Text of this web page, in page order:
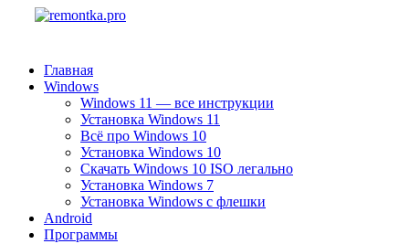
Главная
Windows
Windows 11 — все инструкции
Установка Windows 11
Всё про Windows 10
Установка Windows 10
Скачать Windows 10 ISO легально
Установка Windows 7
Установка Windows с флешки
Android
Программы